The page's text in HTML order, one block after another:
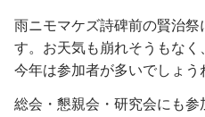
雨ニモマケズ詩碑前の賢治祭
す。お天気も崩れそうもな
今年は参加者が多いでしょう
総会・懇親会・研究会にも